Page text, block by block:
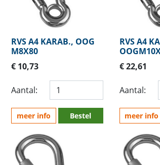
RVS A4 KARAB., OOG
M8X80
€ 10,73
Aantal:
meer info Bestel
RVS A4
€ 22,61
Aantal:
meer info